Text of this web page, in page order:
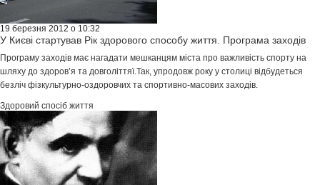
19 березня 2012 о 10:32
У Києві стартував Рік здорового способу життя. Програма заходів
Програму заходів має нагадати мешканцям міста про важливість спорту на
шляху до здоров’я та довголіттяї.Так, упродовж року у столиці відбудеться
безліч фізкультурно-оздоровчих та спортивно-масових заходів.
Здоровий спосіб життя